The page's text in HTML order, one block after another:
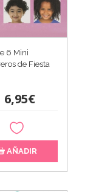
6 Mini
de Fiesta
6,95€
AÑADIR